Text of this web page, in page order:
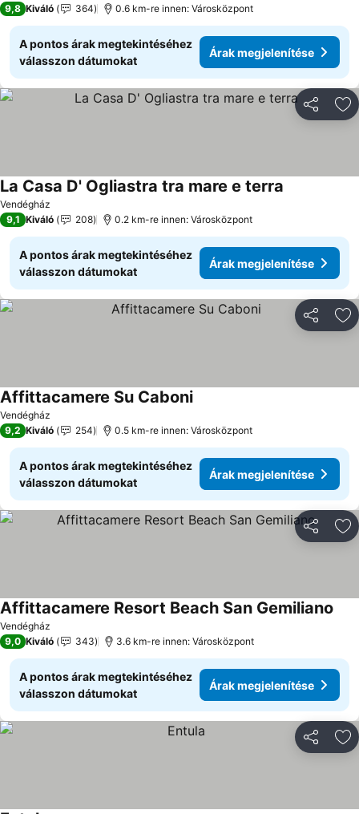
9,8 Kiváló 364 0.6 km-re innen: Városközpont
A pontos árak megtekintéséhez
válasszon dátumokat
Árak megjelenítése
Vendégház
La Casa D' Ogliastra tra mare e terra
9,1 Kiváló 208 0.2 km-re innen: Városközpont
A pontos árak megtekintéséhez
válasszon dátumokat
Árak megjelenítése
Vendégház
Affittacamere Su Caboni
9,2 Kiváló 254 0.5 km-re innen: Városközpont
A pontos árak megtekintéséhez
válasszon dátumokat
Árak megjelenítése
Vendégház
Affittacamere Resort Beach San Gemiliano
9,0 Kiváló 343 3.6 km-re innen: Városközpont
A pontos árak megtekintéséhez
válasszon dátumokat
Árak megjelenítése